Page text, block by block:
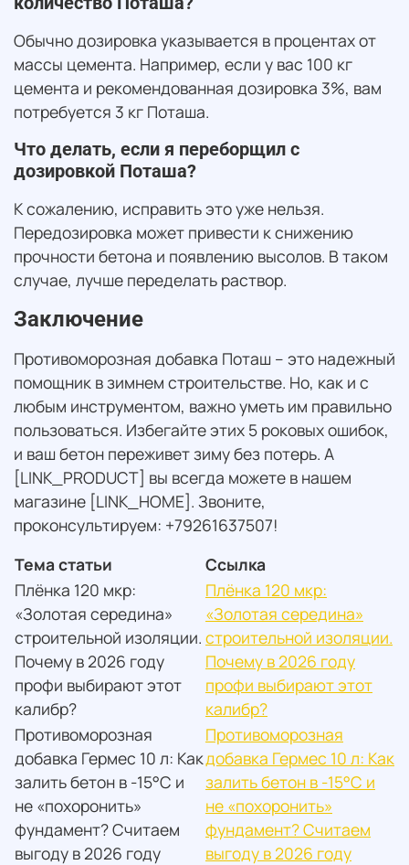
Обычно дозировка указывается в процентах от
массы цемента. Например, если у вас 100 кг
цемента и рекомендованная дозировка 3%, вам
потребуется 3 кг Поташа.
Что делать, если я переборщил с
дозировкой Поташа?
К сожалению, исправить это уже нельзя.
Передозировка может привести к снижению
прочности бетона и появлению высолов. В таком
случае, лучше переделать раствор.
Заключение
Противоморозная добавка Поташ – это надежный
помощник в зимнем строительстве. Но, как и с
любым инструментом, важно уметь им правильно
пользоваться. Избегайте этих 5 роковых ошибок,
и ваш бетон переживет зиму без потерь. А
[LINK_PRODUCT] вы всегда можете в нашем
магазине [LINK_HOME]. Звоните,
проконсультируем: +79261637507!
Тема статьи
Ссылка
Плёнка 120 мкр:
«Золотая середина»
строительной изоляции.
Почему в 2026 году
профи выбирают этот
калибр?
Плёнка 120 мкр:
«Золотая середина»
строительной изоляции.
Почему в 2026 году
профи выбирают этот
калибр?
Противоморозная
добавка Гермес 10 л: Как
залить бетон в -15°С и
не «похоронить»
фундамент? Считаем
выгоду в 2026 году
Противоморозная
добавка Гермес 10 л: Как
залить бетон в -15°С и
не «похоронить»
фундамент? Считаем
выгоду в 2026 году